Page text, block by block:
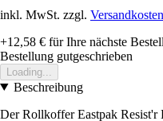
inkl. MwSt. zzgl. Versandkosten
+12,58 € für Ihre nächste
Bestellung gutgeschrieben
Loading...
Beschreibung
Der Rollkoffer Eastpak Resist'r